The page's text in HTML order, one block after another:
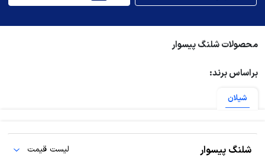
محصولات شلنگ پیسوار
براساس برند:
شیلان
شلنگ پیسوار لیست قیمت